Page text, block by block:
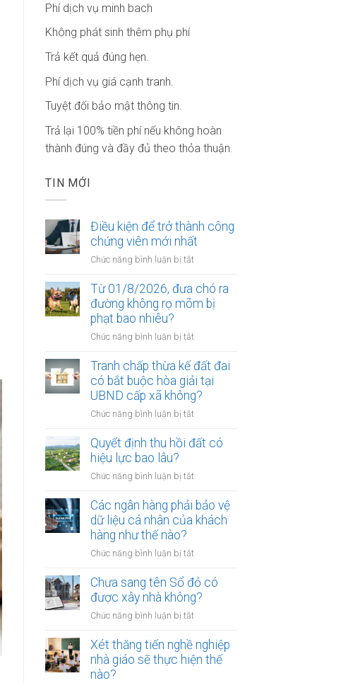
Phí dịch vụ minh bach
Không phát sinh thêm phụ phí
Trả kết quả đúng hẹn.
Phí dịch vụ giá cạnh tranh.
Tuyệt đối bảo mật thông tin.
Trả lại 100% tiền phí nếu không hoàn
thành đúng và đầy đủ theo thỏa thuận.
TIN MỚI
Điều kiện để trở thành công
chứng viên mới nhất
Chức năng bình luận bị tắt
kiện
để
công
viên
mới
nhất
Từ 01/8/2026, đưa chó ra
đường không rọ mõm bị
phạt bao nhiêu?
Chức năng bình luận bị tắt
01/8/2026,
đưa
chó
ra
đường
rọ
bao
nhiêu?
Tranh chấp thừa kế đất đai
có bắt buộc hòa giải tại
UBND cấp xã không?
Chức năng bình luận bị tắt
chấp
đất
có
bắt
tại
UBND
cấp
Quyết định thu hồi đất có
hiệu lực bao lâu?
Chức năng bình luận bị tắt
định
thu
có
lực
bao
Các ngân hàng phải bảo vệ
dữ liệu cá nhân của khách
hàng như thế nào?
Chức năng bình luận bị tắt
ngân
hàng
phải
bảo
dữ
liệu
Chưa sang tên Sổ đỏ có
được xây nhà không?
Chức năng bình luận bị tắt
sang
tên
Sổ
Xét thăng tiến nghề nghiệp
nhà giáo sẽ thực hiện thế
nào?